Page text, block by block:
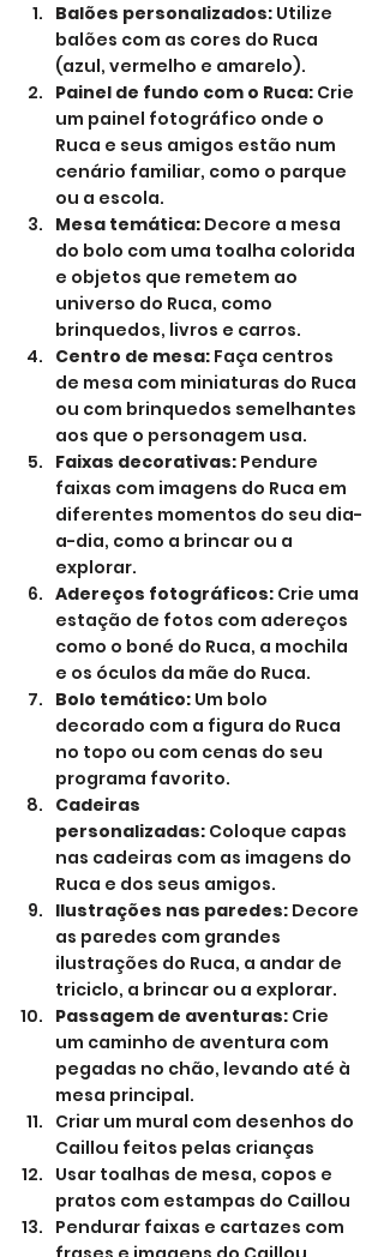
Balões personalizados: Utilize
balões com as cores do Ruca
(azul, vermelho e amarelo).
Painel de fundo com o Ruca: Crie
um painel fotográfico onde o
Ruca e seus amigos estão num
cenário familiar, como o parque
ou a escola.
Mesa temática: Decore a mesa
do bolo com uma toalha colorida
e objetos que remetem ao
universo do Ruca, como
brinquedos, livros e carros.
Centro de mesa: Faça centros
de mesa com miniaturas do Ruca
ou com brinquedos semelhantes
aos que o personagem usa.
Faixas decorativas: Pendure
faixas com imagens do Ruca em
diferentes momentos do seu dia-
a-dia, como a brincar ou a
explorar.
Adereços fotográficos: Crie uma
estação de fotos com adereços
como o boné do Ruca, a mochila
e os óculos da mãe do Ruca.
Bolo temático: Um bolo
decorado com a figura do Ruca
no topo ou com cenas do seu
programa favorito.
Cadeiras
personalizadas: Coloque capas
nas cadeiras com as imagens do
Ruca e dos seus amigos.
Ilustrações nas paredes: Decore
as paredes com grandes
ilustrações do Ruca, a andar de
triciclo, a brincar ou a explorar.
Passagem de aventuras: Crie
um caminho de aventura com
pegadas no chão, levando até à
mesa principal.
Criar um mural com desenhos do
Caillou feitos pelas crianças
Usar toalhas de mesa, copos e
pratos com estampas do Caillou
Pendurar faixas e cartazes com